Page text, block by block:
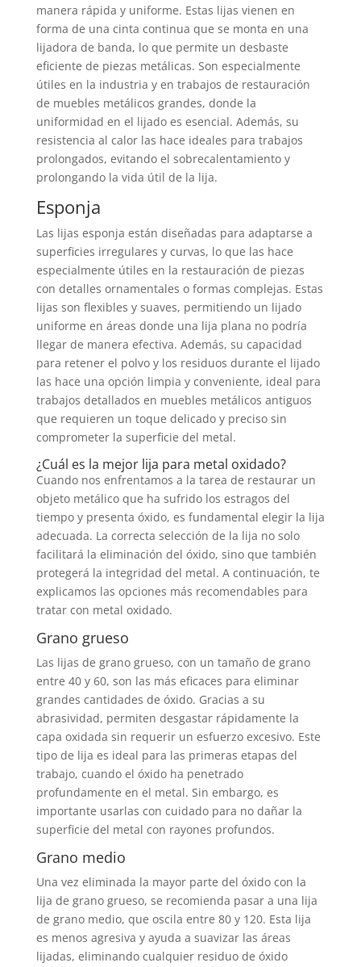
manera rápida y uniforme. Estas lijas vienen en
forma de una cinta continua que se monta en una
lijadora de banda, lo que permite un desbaste
eficiente de piezas metálicas. Son especialmente
útiles en la industria y en trabajos de restauración
de muebles metálicos grandes, donde la
uniformidad en el lijado es esencial. Además, su
resistencia al calor las hace ideales para trabajos
prolongados, evitando el sobrecalentamiento y
prolongando la vida útil de la lija.
Esponja
Las lijas esponja están diseñadas para adaptarse a
superficies irregulares y curvas, lo que las hace
especialmente útiles en la restauración de piezas
con detalles ornamentales o formas complejas. Estas
lijas son flexibles y suaves, permitiendo un lijado
uniforme en áreas donde una lija plana no podría
llegar de manera efectiva. Además, su capacidad
para retener el polvo y los residuos durante el lijado
las hace una opción limpia y conveniente, ideal para
trabajos detallados en muebles metálicos antiguos
que requieren un toque delicado y preciso sin
comprometer la superficie del metal.
¿Cuál es la mejor lija para metal oxidado?
Cuando nos enfrentamos a la tarea de restaurar un
objeto metálico que ha sufrido los estragos del
tiempo y presenta óxido, es fundamental elegir la lija
adecuada. La correcta selección de la lija no solo
facilitará la eliminación del óxido, sino que también
protegerá la integridad del metal. A continuación, te
explicamos las opciones más recomendables para
tratar con metal oxidado.
Grano grueso
Las lijas de grano grueso, con un tamaño de grano
entre 40 y 60, son las más eficaces para eliminar
grandes cantidades de óxido. Gracias a su
abrasividad, permiten desgastar rápidamente la
capa oxidada sin requerir un esfuerzo excesivo. Este
tipo de lija es ideal para las primeras etapas del
trabajo, cuando el óxido ha penetrado
profundamente en el metal. Sin embargo, es
importante usarlas con cuidado para no dañar la
superficie del metal con rayones profundos.
Grano medio
Una vez eliminada la mayor parte del óxido con la
lija de grano grueso, se recomienda pasar a una lija
de grano medio, que oscila entre 80 y 120. Esta lija
es menos agresiva y ayuda a suavizar las áreas
lijadas, eliminando cualquier residuo de óxido